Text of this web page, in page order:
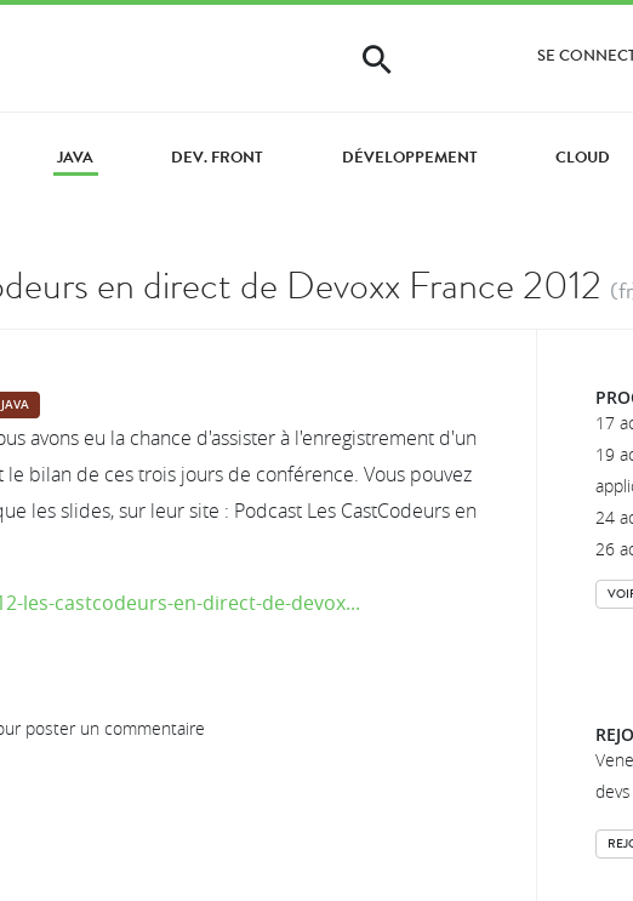
SE
JAVA DEV. FRONT DÉVELOPPEMENT CLOUD
en direct de Devoxx France 2012
JAVA
avons eu la chance d'assister à l'enregistrement d'un
bilan de ces trois jours de conférence. Vous pouvez
les slides, sur leur site : Podcast Les CastCodeurs en
les-castcodeurs-en-direct-de-devox...
poster un commentaire
17
19
24
26
devs